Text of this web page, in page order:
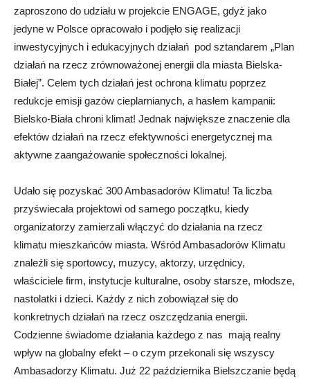
zaproszono do udziału w projekcie ENGAGE, gdyż jako
jedyne w Polsce opracowało i podjęło się realizacji
inwestycyjnych i edukacyjnych działań pod sztandarem „Plan
działań na rzecz zrównoważonej energii dla miasta Bielska-
Białej”. Celem tych działań jest ochrona klimatu poprzez
redukcje emisji gazów cieplarnianych, a hasłem kampanii:
Bielsko-Biała chroni klimat! Jednak największe znaczenie dla
efektów działań na rzecz efektywności energetycznej ma
aktywne zaangażowanie społeczności lokalnej.
Udało się pozyskać 300 Ambasadorów Klimatu! Ta liczba
przyświecała projektowi od samego początku, kiedy
organizatorzy zamierzali włączyć do działania na rzecz
klimatu mieszkańców miasta. Wśród Ambasadorów Klimatu
znaleźli się sportowcy, muzycy, aktorzy, urzędnicy,
właściciele firm, instytucje kulturalne, osoby starsze, młodsze,
nastolatki i dzieci. Każdy z nich zobowiązał się do
konkretnych działań na rzecz oszczędzania energii.
Codzienne świadome działania każdego z nas mają realny
wpływ na globalny efekt – o czym przekonali się wszyscy
Ambasadorzy Klimatu. Już 22 października Bielszczanie będą